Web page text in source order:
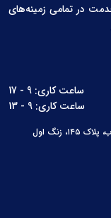
در تمامی زمینه‌های
ساعت کاری: 9 - 17
ساعت کاری: 9 - 13
زنگ اول